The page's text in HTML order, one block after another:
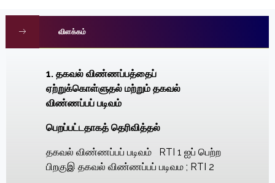
விளக்கம்
1. தகவல் விண்ணப்பத்தைப்
ஏற்றுக்கொள்ளுதல் மற்றும் தகவல்
விண்ணப்பப் படிவம்
பெறப்பட்டதாகத் தெரிவித்தல்
தகவல் விண்ணப்பப் படிவம் RTI 1 ஐப் பெற்ற
பிறகுஇ தகவல் விண்ணப்பப் படிவம ; RTI 2